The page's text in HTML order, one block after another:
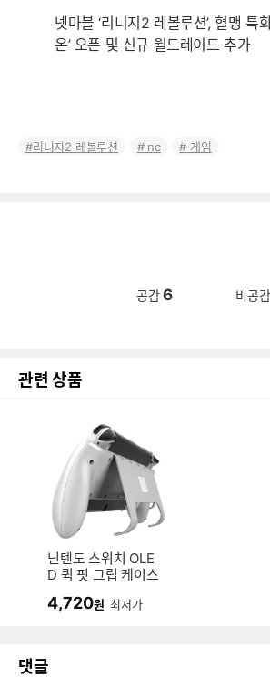
넷마블 ‘리니지2 레볼루션’, 혈맹 특
온’ 오픈 및 신규 월드레이드 추가
리니지2 레볼루션 nc 게임
공감6 비공감
관련 상품
닌텐도 스위치 OLE
D 퀵 핏 그립 케이스
4,720원 최저가
댓글